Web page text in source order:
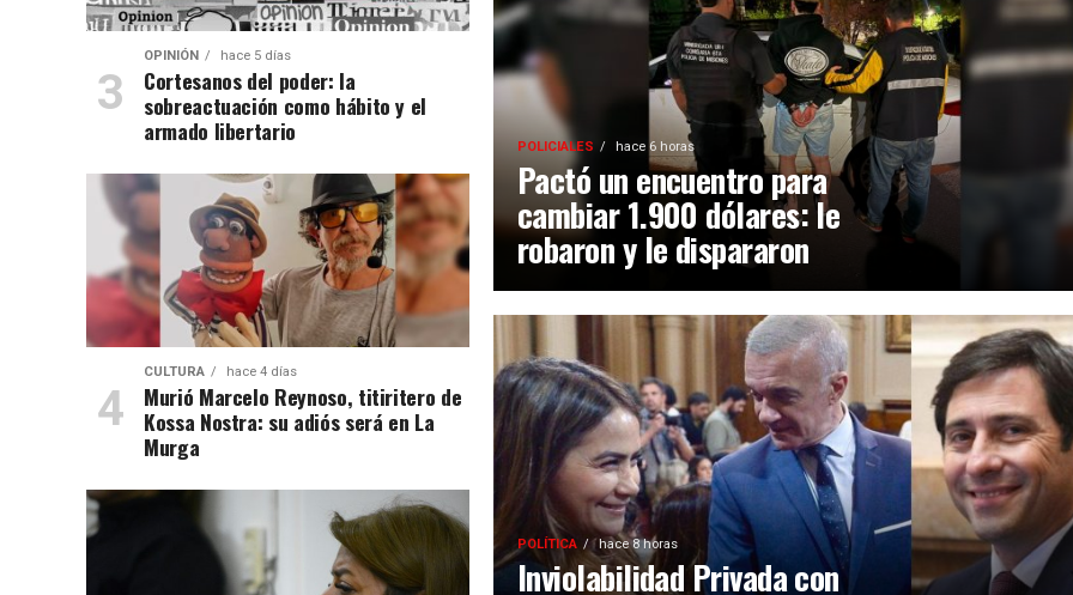
POLICIALES hace 6 horas
Pactó un encuentro para
cambiar 1.900 dólares: le
robaron y le dispararon
POLÍTICA hace 8 horas
Inviolabilidad Privada con
OPINIÓN hace 5 días
Cortesanos del poder: la
sobreactuación como hábito y el
armado libertario
CULTURA hace 4 días
Murió Marcelo Reynoso, titiritero de
Kossa Nostra: su adiós será en La
Murga